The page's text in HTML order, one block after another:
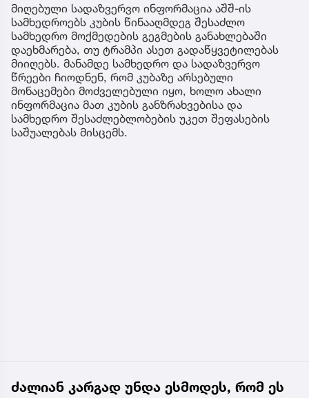
მიღებული სადაზვერვო ინფორმაცია აშშ-ის
სამხედროებს კუბის წინააღმდეგ შესაძლო
სამხედრო მოქმედების გეგმების განახლებაში
დაეხმარება, თუ ტრამპი ასეთ გადაწყვეტილებას
მიიღებს. მანამდე სამხედრო და სადაზვერვო
წრეები ჩიოდნენ, რომ კუბაზე არსებული
მონაცემები მოძველებული იყო, ხოლო ახალი
ინფორმაცია მათ კუბის განზრახვებისა და
სამხედრო შესაძლებლობების უკეთ შეფასების
საშუალებას მისცემს.
ძალიან კარგად უნდა ესმოდეს, რომ ეს